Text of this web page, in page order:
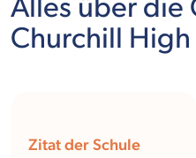
Alles über die
Churchill High
Zitat der Schule